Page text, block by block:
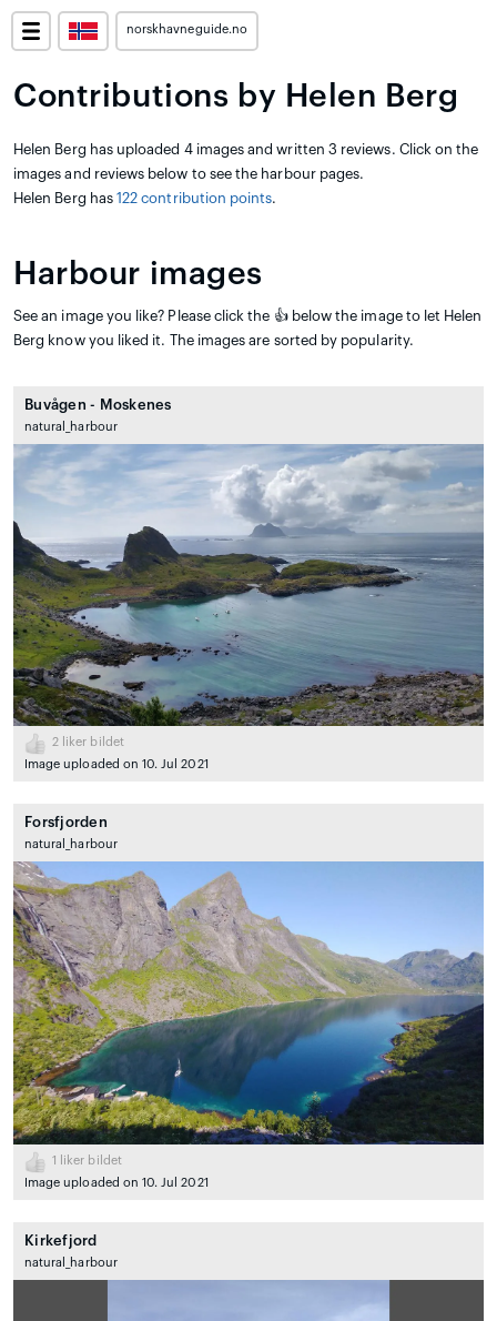
norskhavneguide.no
Contributions by Helen Berg
Helen Berg has uploaded 4 images and written 3 reviews. Click on the
images and reviews below to see the harbour pages.
Helen Berg has 122 contribution points.
Harbour images
See an image you like? Please click the 👍 below the image to let Helen
Berg know you liked it. The images are sorted by popularity.
Buvågen - Moskenes
natural_harbour
2 liker bildet
Image uploaded on 10. Jul 2021
Forsfjorden
natural_harbour
1
liker bildet
Image uploaded on 10. Jul 2021
Kirkefjord
natural_harbour